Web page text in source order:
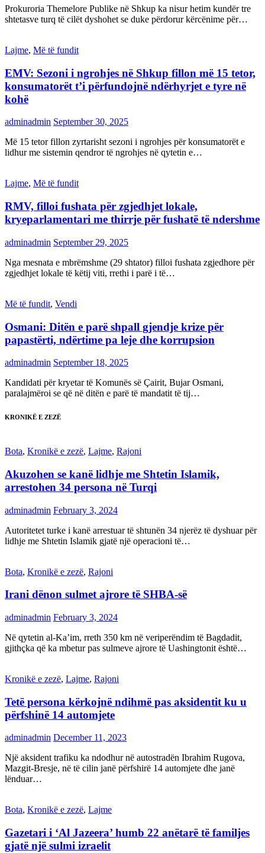
Prokuroria Themelore Publike në Shkup ka nisur hetim kundër tre
shtetasve turq të cilët dyshohet se duke përdorur kërcënime për…
Lajme, Më të fundit
EMV: Sezoni i ngrohjes në Shkup fillon më 15 tetor,
konsumatorët t’i përfundojnë ndërhyrjet e tyre në
kohë
adminadmin September 30, 2025
Më 15 tetor fillon zyrtarisht sezoni i ngrohjes për konsumatorët e
lidhur me sistemin qendror të ngrohjes në qytetin e…
Lajme, Më të fundit
RMV, filloi fushata për zgjedhjet lokale,
kryeparlamentari me thirrje për fushatë të ndershme
adminadmin September 29, 2025
Nga mesnata e mbrëmshme (29 shtator) filloi fushata zgjedhore për
zgjedhjet lokale të këtij viti, rrethi i parë i të…
Më të fundit, Vendi
Osmani: Ditën e parë shpall gjendje krize për
papastërti, ndërtime pa leje dhe korrupsion
adminadmin September 18, 2025
Kandidati për kryetar të Komunës së Çairit, Bujar Osmani,
paralajmëroi se që në ditën e parë të mandatit të tij…
KRONIKË E ZEZË
Bota, Kronikë e zezë, Lajme, Rajoni
Akuzohen se kanë lidhje me Shtetin Islamik,
arrestohen 34 persona në Turqi
adminadmin February 3, 2024
Autoritetet turke i kanë arrestuar të shtunën 34 njerëz të dyshuar për
lidhje me Shtetin Islamik gjatë një operacioni të…
Bota, Kronikë e zezë, Rajoni
Irani dënon sulmet ajrore të SHBA-së
adminadmin February 3, 2024
Në qytetin al-Ka’im, rreth 350 km në veriperëndim të Bagdadit,
gjithçka që ka mbetur pas sulmeve ajrore të Uashingtonit është…
Kronikë e zezë, Lajme, Rajoni
Tetë persona kërkojnë ndihmë pas aksidentit ku u
përfshinë 14 automjete
adminadmin December 11, 2023
Një aksident trafiku ka ndodhur në autostradën Ibrahim Rugova,
Mazgit-Bresje, në të cilin janë përfshirë 14 automjete dhe janë
lënduar…
Bota, Kronikë e zezë, Lajme
Gazetari i ‘Al Jazeera’ humb 22 anëtarë të familjes
gjatë një sulmi izraelit